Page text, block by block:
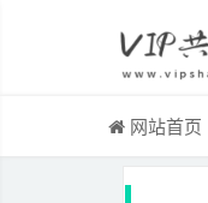
网站首页